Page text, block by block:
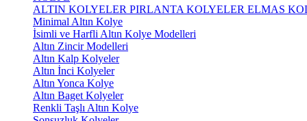
ALTIN KOLYELER PIRLANTA KOLYELER ELMAS
Minimal Altın Kolye
İsimli ve Harfli Altın Kolye Modelleri
Altın Zincir Modelleri
Altın Kalp Kolyeler
Altın İnci Kolyeler
Altın Yonca Kolye
Altın Baget Kolyeler
Renkli Taşlı Altın Kolye